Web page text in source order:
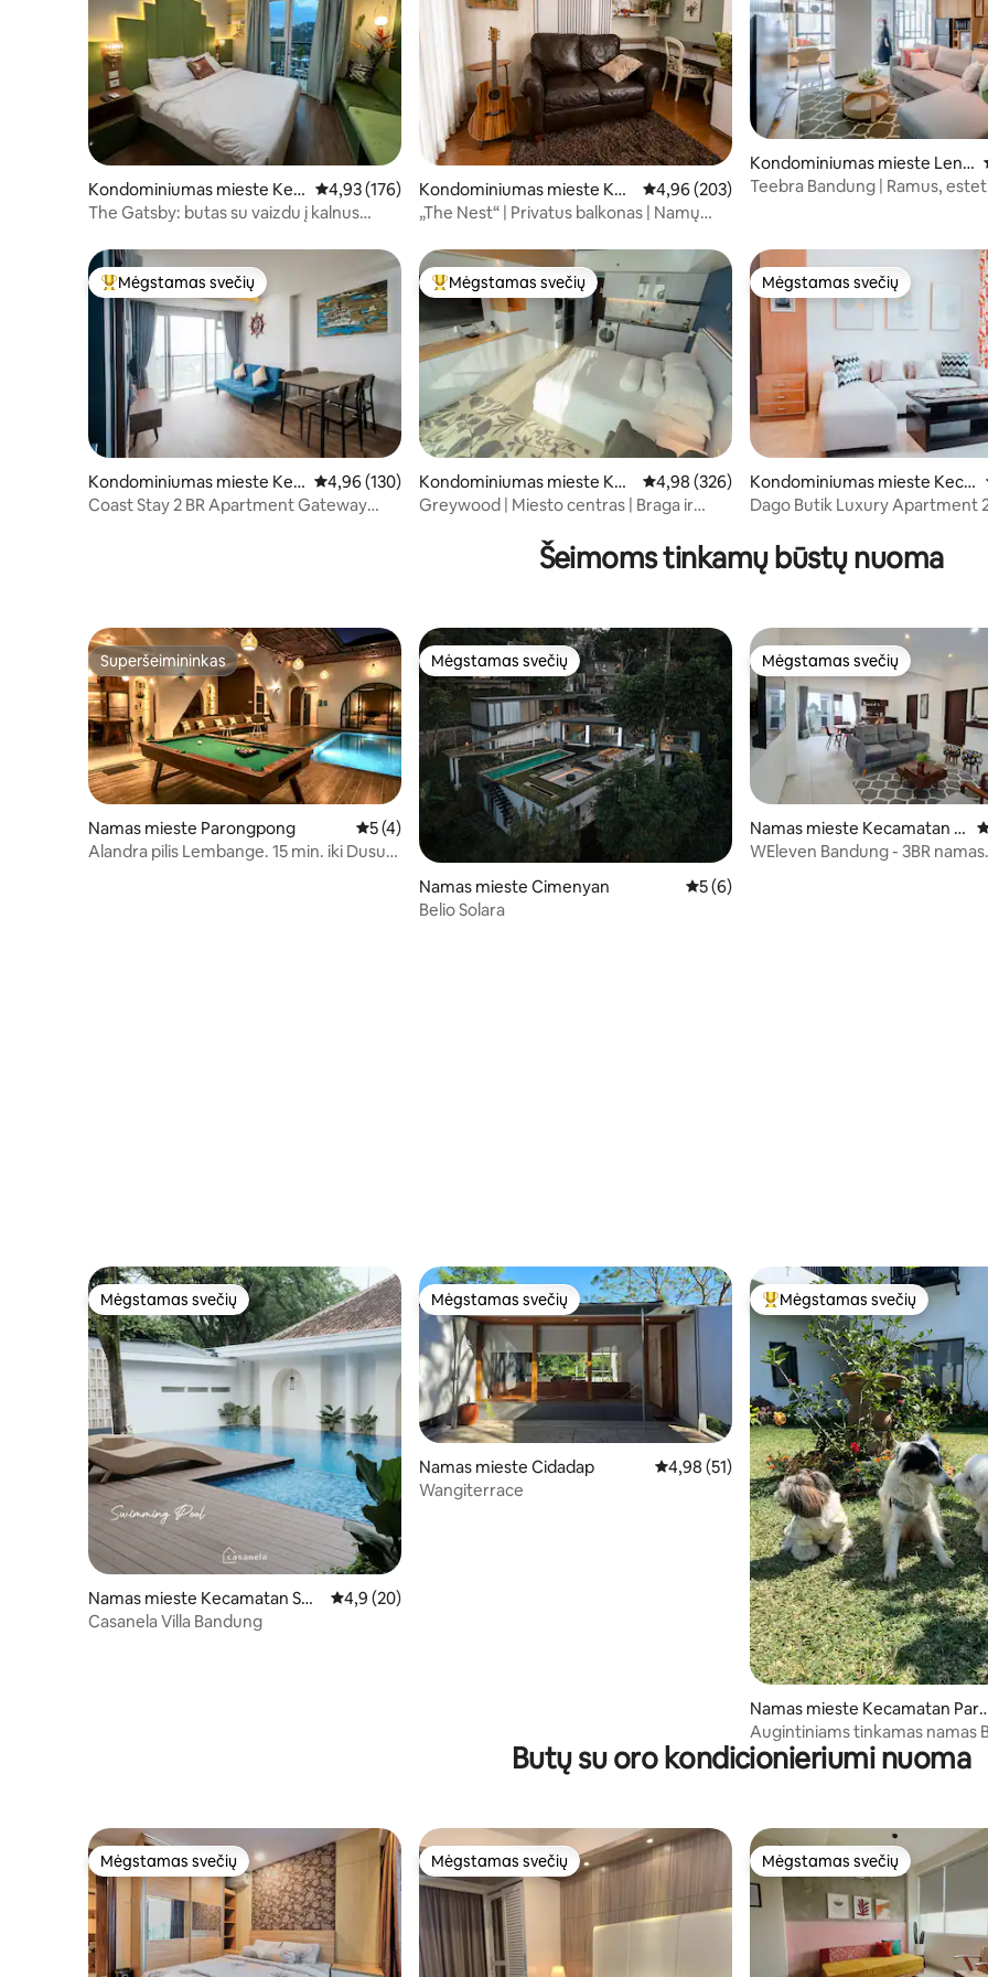
Kondominiumas mieste Kec
amatan Cimenyan
Vidutinis įvertinimas: 4,93 iš 5, atsiliepimų: 176
4,93 (176)
The Gatsby: butas su vaizdu į kalnus
Kondominiumas mieste Kec
amatan Lengkong
Vidutinis įvertinimas: 4,96 iš 5, atsiliepimų: 203
4,96 (203)
„The Nest“ | Privatus balkonas | Namų
Kondominiumas mieste Leng
kong
Teebra Bandung | Ramus,
Svečių mėgstamiausias
Mėgstamas svečių
Kondominiumas mieste Kec
amatan Cicendo
Vidutinis įvertinimas: 4,96 iš 5, atsiliepimų: 130
4,96 (130)
Coast Stay 2 BR Apartment Gateway
Svečių mėgstamiausias
Mėgstamas svečių
Kondominiumas mieste Kec
amatan Sumur Bandung
Vidutinis įvertinimas: 4,98 iš 5, atsiliepimų: 326
4,98 (326)
Greywood | Miesto centras | Braga ir
Mėgstamas svečių
Mėgstamas svečių
Kondominiumas mieste Keca
matan Coblong
Dago Butik Luxury Apartment
Šeimoms tinkamų būstų nuoma
Superšeimininkas
Superšeimininkas
Namas mieste Parongpong Vidutinis įvertinimas: 5 iš 5, atsiliepimų: 4
5 (4)
Alandra pilis Lembange. 15 min. iki Dusun
Mėgstamas svečių
Mėgstamas svečių
Namas mieste Cimenyan Vidutinis įvertinimas: 5 iš 5, atsiliepimų: 6
5 (6)
Belio Solara
Mėgstamas svečių
Mėgstamas svečių
Namas mieste Kecamatan B
andung Wetan
WEleven Bandung - 3BR namas
Mėgstamas svečių
Mėgstamas svečių
Namas mieste Kecamatan Su
mur Bandung
Vidutinis įvertinimas: 4,9 iš 5, atsiliepimų: 20
4,9 (20)
Casanela Villa Bandung
Mėgstamas svečių
Mėgstamas svečių
Namas mieste Cidadap Vidutinis įvertinimas: 4,98 iš 5, atsiliepimų: 51
4,98 (51)
Wangiterrace
Svečių mėgstamiausias
Mėgstamas svečių
Namas mieste Kecamatan
gpong
Augintiniams tinkamas namas
(M namas)
Butų su oro kondicionieriumi nuoma
Mėgstamas svečių
Mėgstamas svečių Mėgstamas svečių
Mėgstamas svečių Mėgstamas svečių
Mėgstamas svečių